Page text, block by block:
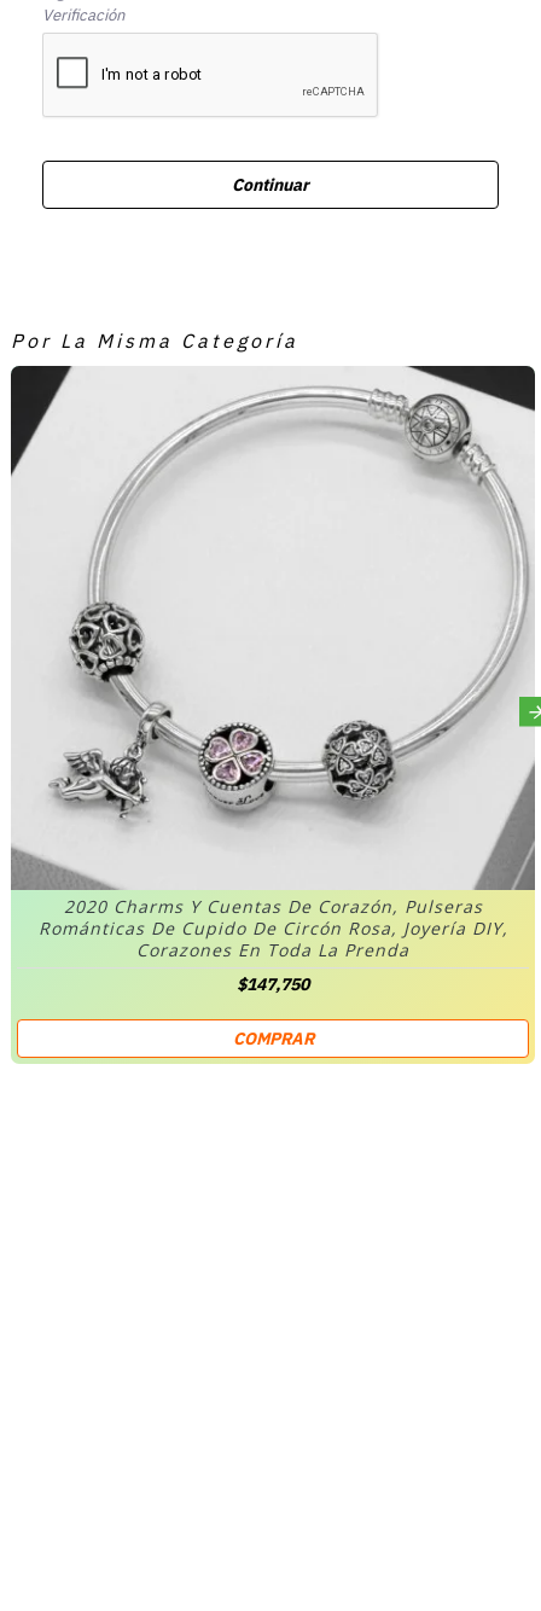
Verificación
Continuar
Por La Misma Categoría
2020 Charms Y Cuentas De Corazón, Pulseras
Románticas De Cupido De Circón Rosa, Joyería DIY,
Corazones En Toda La Prenda
$147,750
COMPRAR